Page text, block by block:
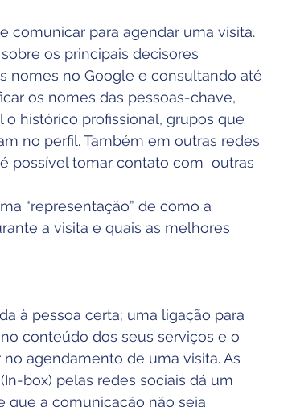
comunicar para agendar uma visita.
os principais decisores
nomes no Google e consultando até
os nomes das pessoas-chave,
histórico profissional, grupos que
no perfil. Também em outras redes
possível tomar contato com  outras
“representação” de como a
a visita e quais as melhores
à pessoa certa; uma ligação para
conteúdo dos seus serviços e o
agendamento de uma visita. As
box) pelas redes sociais dá um
que a comunicação não seja